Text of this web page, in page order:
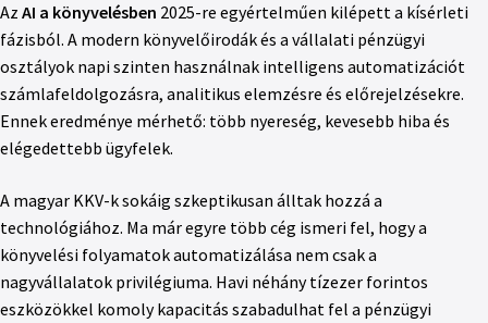
Az AI a könyvelésben 2025-re egyértelműen kilépett a kísérleti
fázisból. A modern könyvelőirodák és a vállalati pénzügyi
osztályok napi szinten használnak intelligens automatizációt
számlafeldolgozásra, analitikus elemzésre és előrejelzésekre.
Ennek eredménye mérhető: több nyereség, kevesebb hiba és
elégedettebb ügyfelek.
A magyar KKV-k sokáig szkeptikusan álltak hozzá a
technológiához. Ma már egyre több cég ismeri fel, hogy a
könyvelési folyamatok automatizálása nem csak a
nagyvállalatok privilégiuma. Havi néhány tízezer forintos
eszközökkel komoly kapacitás szabadulhat fel a pénzügyi